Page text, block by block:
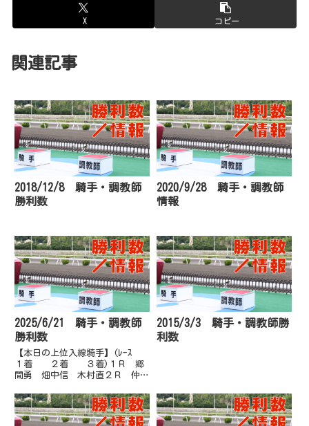
X コピー
関連記事
2018/12/8 騎手・調教師
勝利数
2020/9/28 騎手・調教師
情報
2025/6/21 騎手・調教師
勝利数
【本日の上位入線騎手】(ﾚｰｽ
１着 ２着 ３着)１Ｒ 郷
間勇 畑中信 木村直２Ｒ 仲原
寛 永森大 井上瑛４Ｒ 吉原
寛 近藤翔 阿部基５Ｒ 多田
誠 阿部基 木村直６Ｒ 多田
2015/3/3 騎手・調教師勝
利数